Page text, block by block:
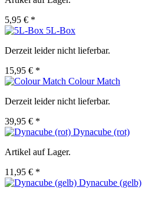
5,95 € *
5L-Box
Derzeit leider nicht lieferbar.
15,95 € *
Colour Match
Derzeit leider nicht lieferbar.
39,95 € *
Dynacube (rot)
Artikel auf Lager.
11,95 € *
Dynacube (gelb)